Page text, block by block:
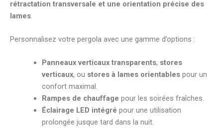
rétractation transversale et une orientation précise des
lames
Personnalisez votre pergola avec une gamme d’options :
Panneaux verticaux transparents, stores
verticaux, ou stores à lames orientablespour un
confort maximal.
Rampes de chauffage pour les soirées fraîches.
Éclairage LED intégré pour une utilisation
prolongée jusque tard dans la nuit.